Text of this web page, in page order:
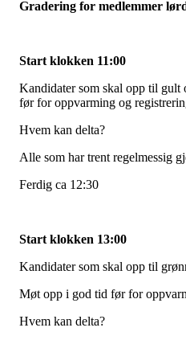
Gradering for medlemmer
Start klokken 11:00
Kandidater som skal opp til gult
før for oppvarming og
Hvem kan delta?
Alle som har trent regelmessig
Ferdig ca 12:30
Start klokken 13:00
Kandidater som skal opp til
Møt opp i god tid før for
Hvem kan delta?